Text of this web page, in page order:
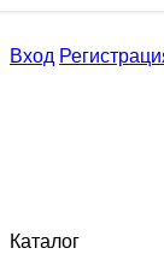
Вход
Каталог